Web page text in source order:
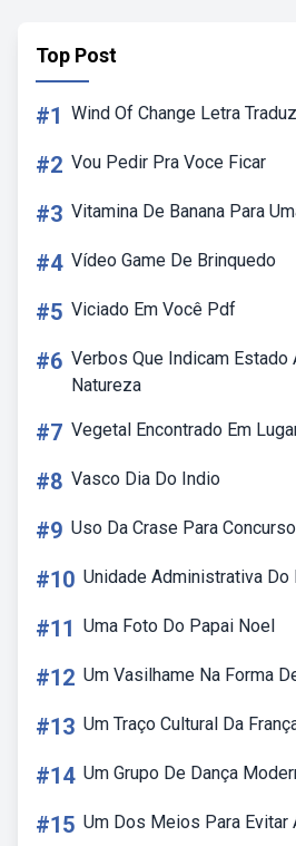
Top Post
#1 Wind Of Change Letra
#2 Vou Pedir Pra Voce Ficar
#3 Vitamina De Banana Para
#4 Vídeo Game De Brinquedo
#5 Viciado Em Você Pdf
#6 Verbos Que Indicam Estado
Natureza
#7 Vegetal Encontrado Em
#8 Vasco Dia Do Indio
#9 Uso Da Crase Para Concurso
#10 Unidade Administrativa Do
#11 Uma Foto Do Papai Noel
#12 Um Vasilhame Na Forma
#13 Um Traço Cultural Da
#14 Um Grupo De Dança
#15 Um Dos Meios Para Evitar